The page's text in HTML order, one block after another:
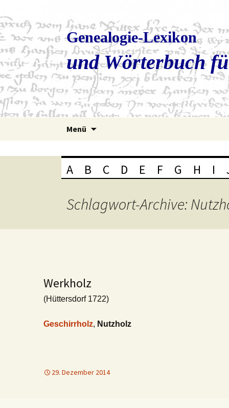
Genealogie-Lexikon
und Wörterbuch
Menü
A B C D E F G H I
Schlagwort-Archive:
Werkholz
(Hüttersdorf 1722)
Geschirrholz, Nutzholz
29. Dezember 2014